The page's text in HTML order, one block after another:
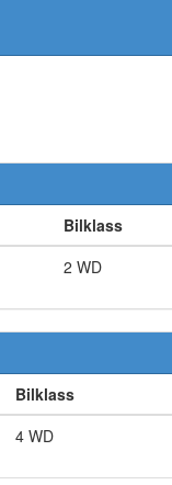
Bilklass
2 WD
Bilklass
4 WD